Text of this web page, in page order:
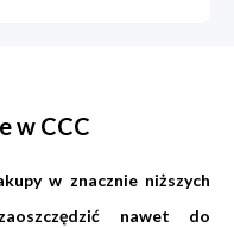
w CCC
w znacznie niższych
nawet do